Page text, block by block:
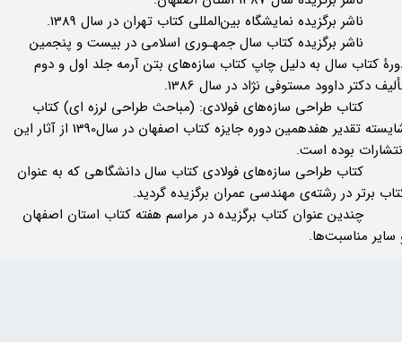
ناشر برگزیده نمایشگاه بین‌المللی کتاب تهران در سال 1389.
ناشر برگزیده کتاب سال جمهـوری اسلامی در بیست و پنجمین
کتاب سال به دلیل چاپ کتاب سازه‌های بتن آرمه جلد اول و دوم
دکتر داوود مستوفی نژاد در سال 1386.
کتاب طراحی سازه‌های فولادی: (مباحث طراحی لرزه ای) کتاب
شایسته تقدیر هفدهمین دوره جایزه کتاب اصفهان در سال1390 از آثار این
بوده است.
کتاب طراحی سازه‌های فولادی کتاب سال دانشگاهی که به عنوان
برتر در رشته‌ی مهندسی عمران برگزیده گردید.
چندین عنوان کتاب برگزیده در مراسم هفته کتاب استان اصفهان
سایر مناسبت‌ها.​​​​​​​